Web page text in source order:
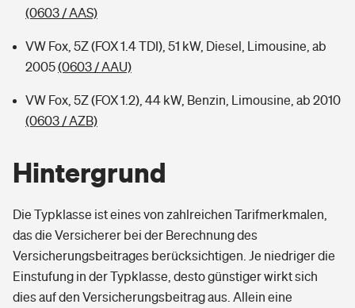
Typklassen: So ist Ihr Auto eingestuft
Sie haben Fragen?
(0603 / AAS)
VW Fox, 5Z (FOX 1.4 TDI), 51 kW, Diesel, Limousine, ab
2005(0603 / AAU)
VW Fox, 5Z (FOX 1.2), 44 kW, Benzin, Limousine, ab 2010
(0603 / AZB)
Hintergrund
Die Typklasse ist eines von zahlreichen Tarifmerkmalen,
das die Versicherer bei der Berechnung des
Versicherungsbeitrages berücksichtigen. Je niedriger die
Einstufung in der Typklasse, desto günstiger wirkt sich
dies auf den Versicherungsbeitrag aus. Allein eine